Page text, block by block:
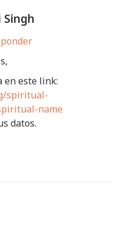
Singh
en este link:
spiritual-
name
datos.